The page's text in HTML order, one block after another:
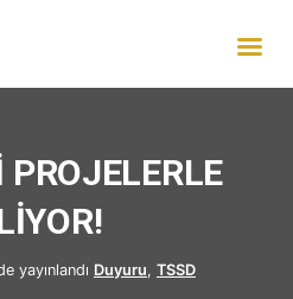
PROJELERLE
yayınlandı Duyuru, TSSD